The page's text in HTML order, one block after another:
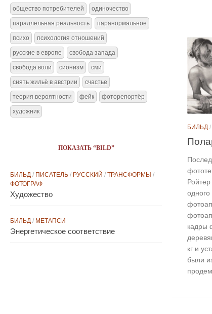
БИЛЬД /
кадры
кг и
были
общество потребителей одиночество
параллельная реальность паранормальное
психо психология отношений
русские в европе свобода запада
свобода воли сионизм сми
снять жильё в австрии счастье
теория вероятности фейк фоторепортёр
художник
ПОКАЗАТЬ “BILD”
БИЛЬД / ПИСАТЕЛЬ / РУССКИЙ / ТРАНСФОРМЫ /
ФОТОГРАФ
Художество
БИЛЬД / МЕТАПСИ
Энергетическое соответствие